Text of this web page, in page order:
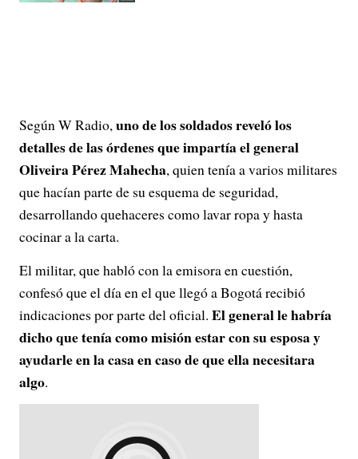
Según W Radio,uno de los soldados reveló los
detalles de las órdenes que impartía el general
Oliveira Pérez Mahecha, quien tenía a varios militares
que hacían parte de su esquema de seguridad,
desarrollando quehaceres como lavar ropa y hasta
cocinar a la carta.
El militar, que habló con la emisora en cuestión,
confesó que el día en el que llegó a Bogotá recibió
indicaciones por parte del oficial. El general le habría
dicho que tenía como misión estar con su esposa y
ayudarle en la casa en caso de que ella necesitara
algo.